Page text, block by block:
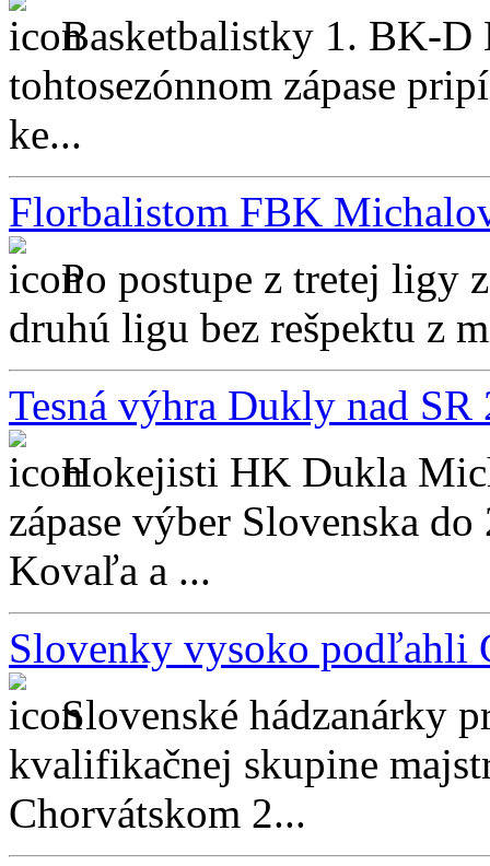
Basketbalistky 1. BK-D
tohtosezónnom zápase
ke...
Florbalistom FBK
Po postupe z tretej ligy
druhú ligu bez rešpektu z
Tesná výhra Dukly nad SR
Hokejisti HK Dukla
zápase výber Slovenska
Kovaľa a ...
Slovenky vysoko podľahli
Slovenské hádzanárky
kvalifikačnej skupine
Chorvátskom 2...